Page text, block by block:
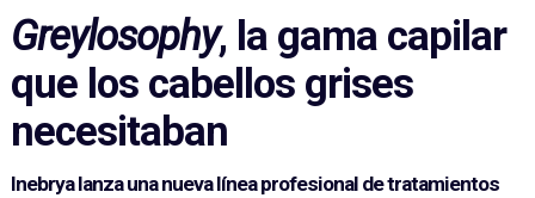
Greylosophy, la gama capilar
que los cabellos grises
necesitaban
Inebrya lanza una nueva línea profesional de tratamientos